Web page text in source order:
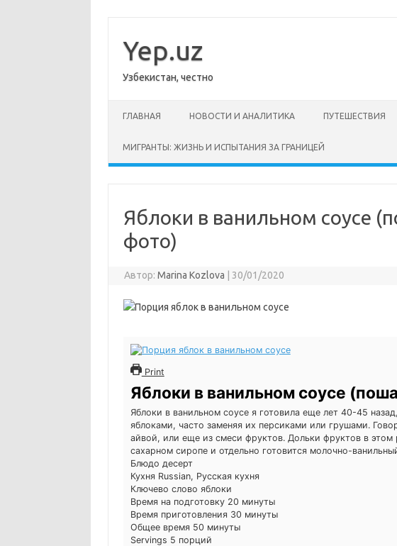
содержимому
Yep.uz
Узбекистан, честно
ГЛАВНАЯ НОВОСТИ И АНАЛИТИКА ПУТЕШЕСТВИЯ
МИГРАНТЫ: ЖИЗНЬ И ИСПЫТАНИЯ ЗА ГРАНИЦЕЙ
Яблоки в ванильном соусе
фото)
Автор: Marina Kozlova 30/01/2020
Print
Яблоки в ванильном соусе
Яблоки в ванильном соусе я готовила еще лет 40-45
яблоками, часто заменяя их персиками или грушами.
айвой, или еще из смеси фруктов. Дольки фруктов в этом
сахарном сиропе и отдельно готовится молочно-
Блюдо десерт
Кухня Russian, Русская кухня
Ключево слово яблоки
Время на подготовку 20минуты
минуты
Время приготовления 30минуты
минуты
Общее время 50минуты
минуты
Servings 5 порций